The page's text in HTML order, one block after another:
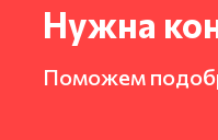
Нужна
Поможем